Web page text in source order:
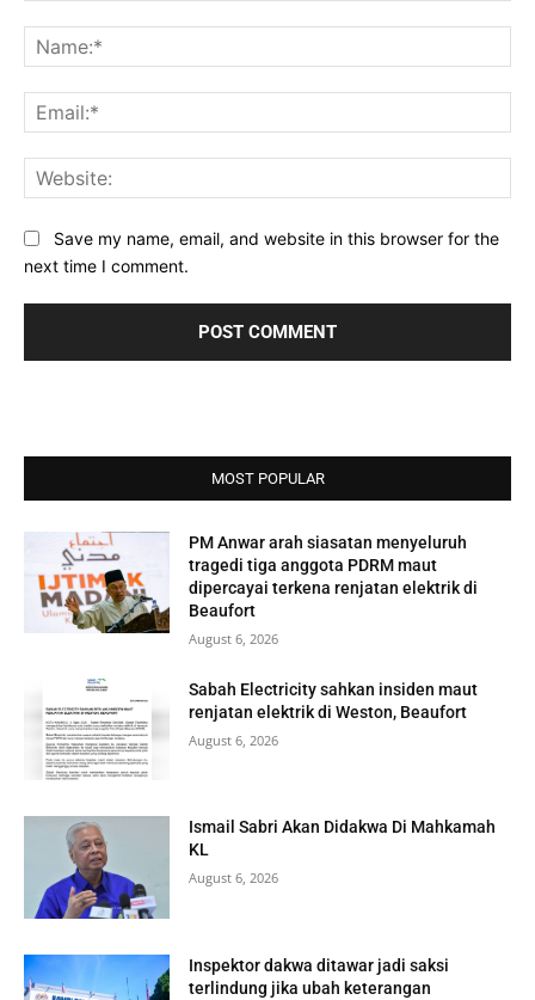
Save my name, email, and website in this browser for the
next time I comment.
MOST POPULAR
PM Anwar arah siasatan menyeluruh
tragedi tiga anggota PDRM maut
dipercayai terkena renjatan elektrik di
Beaufort
August 6, 2026
Sabah Electricity sahkan insiden maut
renjatan elektrik di Weston, Beaufort
August 6, 2026
Ismail Sabri Akan Didakwa Di Mahkamah
KL
August 6, 2026
Inspektor dakwa ditawar jadi saksi
terlindung jika ubah keterangan